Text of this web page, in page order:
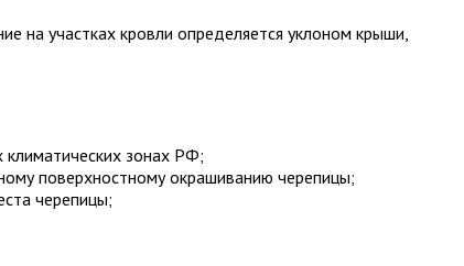
на участках кровли определяется уклоном крыши,
климатических зонах РФ;
поверхностному окрашиванию черепицы;
черепицы;